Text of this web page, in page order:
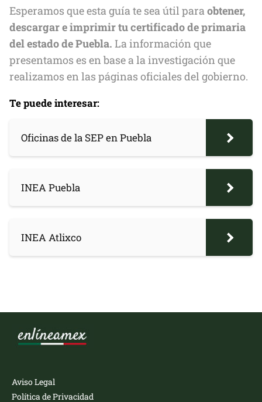
Esperamos que esta guía te sea útil paraobtener,
descargar e imprimir tu certificado de primaria
del estado de Puebla. La información que
presentamos es en base a la investigación que
realizamos en las páginas oficiales del gobierno.
Te puede interesar:
Oficinas de la SEP en Puebla
INEA Puebla
INEA Atlixco
Aviso Legal
Política de Privacidad